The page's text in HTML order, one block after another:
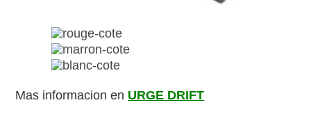
Mas informacion en URGE DRIFT